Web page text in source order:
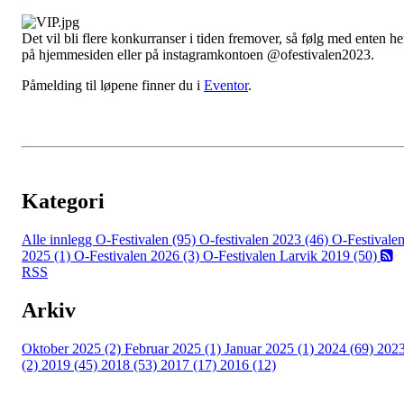
Det vil bli flere konkurranser i tiden fremover, så følg med enten
på hjemmesiden eller på instagramkontoen @ofestivalen2023.
Påmelding til løpene finner du i Eventor.
Kategori
Alle innlegg O-Festivalen (95) O-festivalen 2023 (46) O-Festivalen
2025 (1) O-Festivalen 2026 (3) O-Festivalen Larvik 2019 (50)
RSS
Arkiv
Oktober 2025 (2) Februar 2025 (1) Januar 2025 (1) 2024 (69)
(2) 2019 (45) 2018 (53) 2017 (17) 2016 (12)